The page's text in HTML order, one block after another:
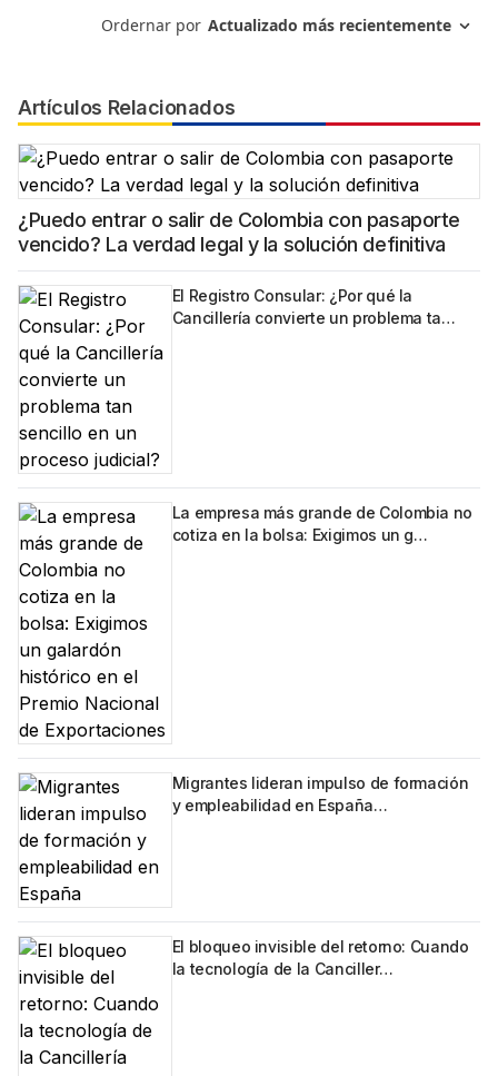
Artículos Relacionados
¿Puedo entrar o salir de Colombia con pasaporte
vencido? La verdad legal y la solución definitiva
El Registro Consular: ¿Por qué la
Cancillería convierte un problema ta…
La empresa más grande de Colombia no
cotiza en la bolsa: Exigimos un g…
Migrantes lideran impulso de formación
y empleabilidad en España…
El bloqueo invisible del retorno: Cuando
la tecnología de la Canciller…